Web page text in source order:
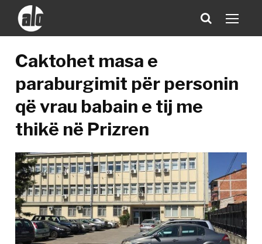
Caktohet masa e
paraburgimit për personin
që vrau babain e tij me
thikë në Prizren